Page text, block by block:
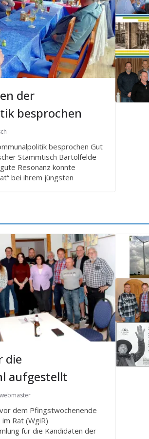
der
besprochen
besprochen Gut
Stammtisch Bartolfelde-
Resonanz konnte
bei ihrem jüngsten
die
aufgestellt
dem Pfingstwochenende
Rat (WgiR)
für die Kandidaten der